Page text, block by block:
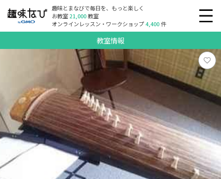
趣味とまなびで毎日を、もっと楽しく
お教室21,000教室
オンラインレッスン・ワークショップ4,400件
教室情報